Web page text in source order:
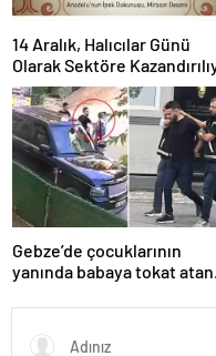
14 Aralık, Halıcılar Günü
Olarak Sektöre
Gebze’de çocuklarının
yanında babaya tokat atan